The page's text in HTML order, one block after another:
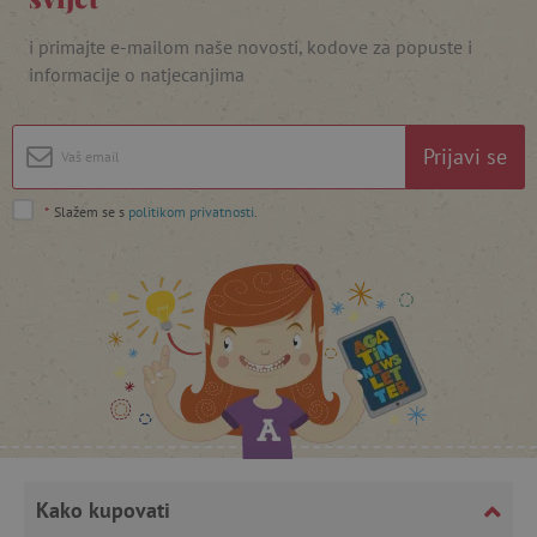
i primajte e-mailom naše novosti, kodove za popuste i
informacije o natjecanjima
Prijavi se
* Slažem se s politikom privatnosti
Kako kupovati
www.agatinsvijet.hr